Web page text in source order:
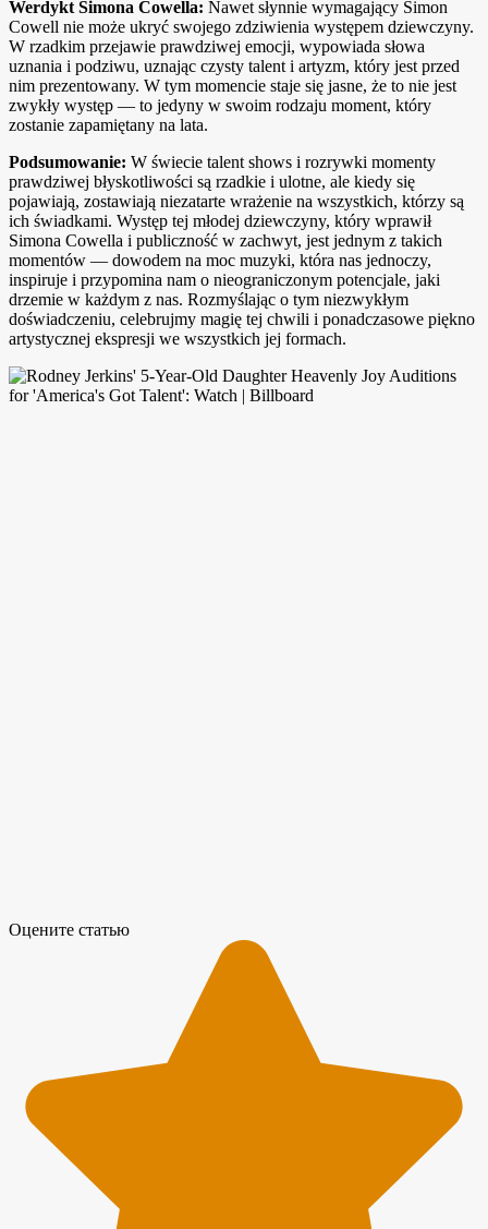
Werdykt Simona Cowella: Nawet słynnie wymagający Simon
Cowell nie może ukryć swojego zdziwienia występem dziewczyny.
W rzadkim przejawie prawdziwej emocji, wypowiada słowa
uznania i podziwu, uznając czysty talent i artyzm, który jest przed
nim prezentowany. W tym momencie staje się jasne, że to nie jest
zwykły występ — to jedyny w swoim rodzaju moment, który
zostanie zapamiętany na lata.
Podsumowanie: W świecie talent shows i rozrywki momenty
prawdziwej błyskotliwości są rzadkie i ulotne, ale kiedy się
pojawiają, zostawiają niezatarte wrażenie na wszystkich, którzy są
ich świadkami. Występ tej młodej dziewczyny, który wprawił
Simona Cowella i publiczność w zachwyt, jest jednym z takich
momentów — dowodem na moc muzyki, która nas jednoczy,
inspiruje i przypomina nam o nieograniczonym potencjale, jaki
drzemie w każdym z nas. Rozmyślając o tym niezwykłym
doświadczeniu, celebrujmy magię tej chwili i ponadczasowe piękno
artystycznej ekspresji we wszystkich jej formach.
Оцените статью